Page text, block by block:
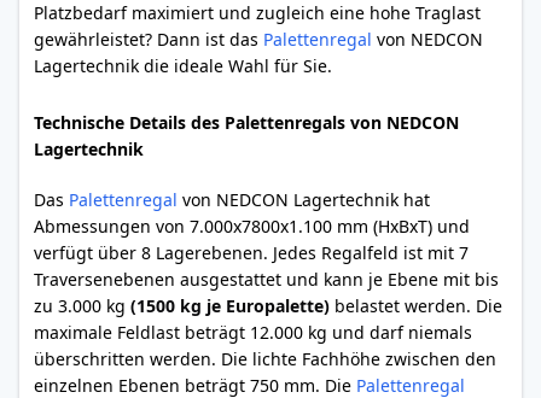
Platzbedarf maximiert und zugleich eine hohe Traglast
gewährleistet? Dann ist das Palettenregal von NEDCON
Lagertechnik die ideale Wahl für Sie.
Technische Details des Palettenregals von NEDCON
Lagertechnik
Das Palettenregal von NEDCON Lagertechnik hat
Abmessungen von 7.000x7800x1.100 mm (HxBxT) und
verfügt über 8 Lagerebenen. Jedes Regalfeld ist mit 7
Traversenebenen ausgestattet und kann je Ebene mit bis
zu 3.000 kg (1500 kg je Europalette) belastet werden. Die
maximale Feldlast beträgt 12.000 kg und darf niemals
überschritten werden. Die lichte Fachhöhe zwischen den
einzelnen Ebenen beträgt 750 mm. Die Palettenregal